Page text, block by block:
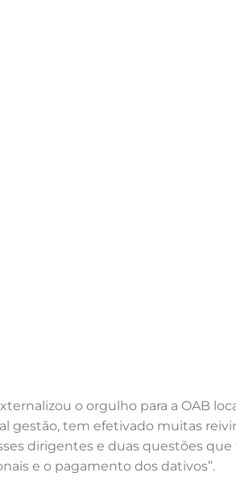
o orgulho para a OAB
gestão, tem efetivado muitas
dirigentes e duas questões
e o pagamento dos dativos”.